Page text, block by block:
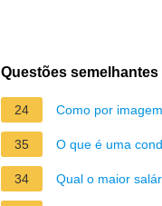
Questões semelhantes
24 Como por
35 O que é uma
34 Qual o maior